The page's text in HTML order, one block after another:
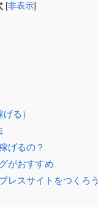
[非表示]
る）
げるの？
がおすすめ
レスサイトをつくろう